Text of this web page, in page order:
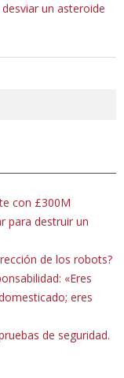
un asteroide
con £300M
para destruir un
de los robots?
«Eres
eres
de seguridad.